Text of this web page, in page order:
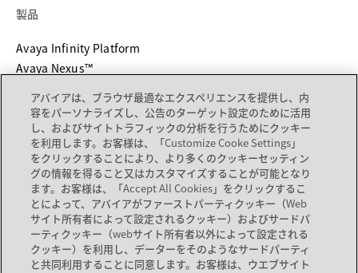
製品
Avaya Infinity Platform
Avaya Nexus™
デバイスカタログ
サービス ＆ サポート
サポート新しいタブで開く
ドキュメント 新しいタブで開く
サービス
パートナーロケーター
アバイアは、ブラウザ最適なエクスペリエンスを提供し、内
容をパーソナライズし、公告のターゲット設定のために活用
し、およびサイトトラフィックの分析を行うためにクッキー
を利用します。お客様は、「Customize Cooke Settings」
をクリックすることにより、より多くのクッキーセッティン
グの情報を得ること又はカスタマイズすることが可能となり
ます。お客様は、「Accept All Cookies」をクリックするこ
とによって、アバイアがファーストパーティクッキー（Web
サイト所有者によって設定されるクッキー）およびサードパ
ーティクッキー（webサイト所有者以外によって設定される
クッキー）を利用し、データーをそのようなサードパーティ
と共同利用することに同意します。お客様は、ウエブサイト